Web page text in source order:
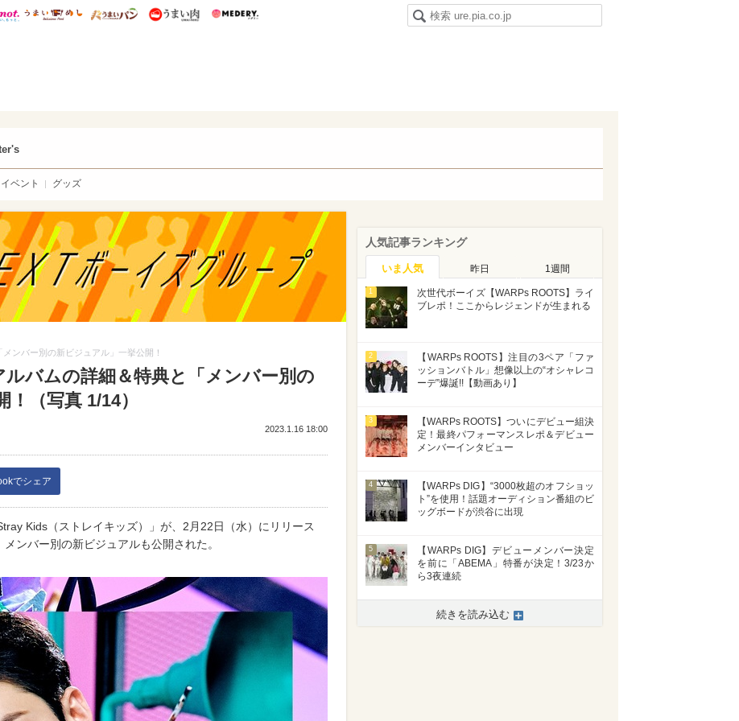
あ総研 ディズニー特集
mimot. うまいめし うまいパン うまい肉
イベント グッズ
ンバー別の新ビジュアル」一挙公開！
ルバムの詳細＆特典と「メンバー別の
（写真 1/14）
2023.1.16 18:00
でシェア
Kids（ストレイキッズ）」が、2月22日（水）にリリース
ンバー別の新ビジュアルも公開された。
人気記事ランキング
いま人気 昨日 1週間
1
次世代ボーイズ【WARPs ROOTS】ライ
ブレポ！ここからレジェンドが生まれる
2
【WARPs ROOTS】注目の3ペア「ファ
ッションバトル」想像以上の“オシャレコ
ーデ”爆誕!!【動画あり】
3
【WARPs ROOTS】ついにデビュー組決
定！最終パフォーマンスレポ＆デビュー
メンバーインタビュー
4
【WARPs DIG】“3000枚超のオフショッ
ト”を使用！話題オーディション番組のビ
ッグボードが渋谷に出現
5
【WARPs DIG】デビューメンバー決定
を前に「ABEMA」特番が決定！3/23か
ら3夜連続
続きを読み込む